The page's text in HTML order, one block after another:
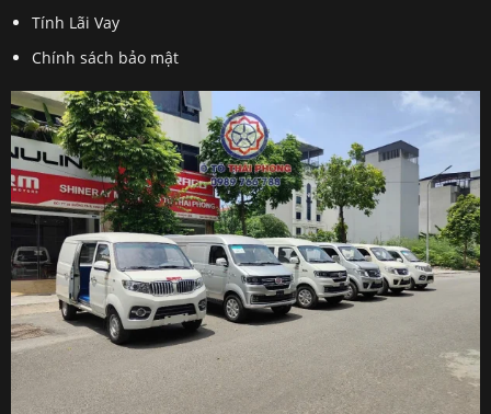
Tính Lãi Vay
Chính sách bảo mật